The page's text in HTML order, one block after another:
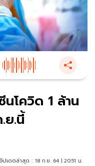
โควิด 1 ล้าน
ย.นี้
ปเดตล่าสุด : 18 ก.ย. 64 | 20:51 น.